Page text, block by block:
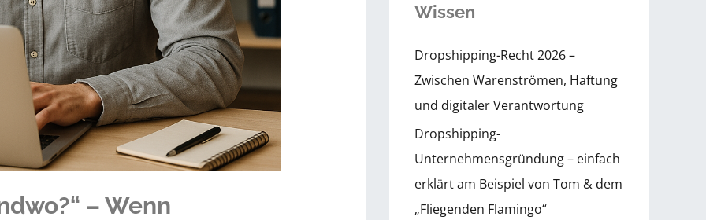
– Wenn
Wissen
Dropshipping-Recht 2026 –
Zwischen Warenströmen, Haftung
und digitaler Verantwortung
Dropshipping-
Unternehmensgründung – einfach
erklärt am Beispiel von Tom & dem
„Fliegenden Flamingo“